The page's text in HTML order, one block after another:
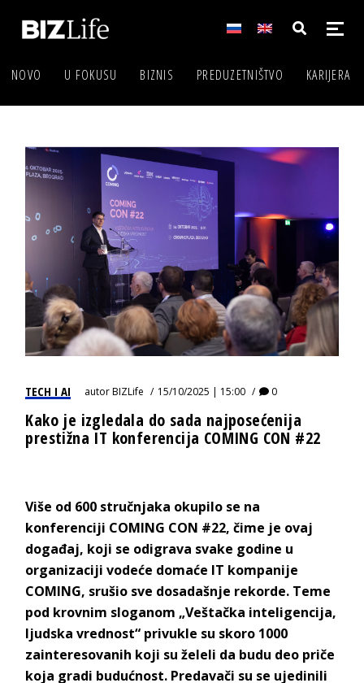
NOVO U FOKUSU BIZNIS PREDUZETNIŠTVO KARIJERA
TECH I AI autorBIZLife 15/10/2025 | 15:00 0
Kako je izgledala do sada najposećenija
prestižna IT konferencija COMING CON #22
Više od 600 stručnjaka okupilo se na
konferenciji COMING CON #22, čime je ovaj
događaj, koji se odigrava svake godine u
organizaciji vodeće domaće IT kompanije
COMING, srušio sve dosadašnje rekorde. Teme
pod krovnim sloganom „Veštačka inteligencija,
ljudska vrednost“ privukle su skoro 1000
zainteresovanih koji su želeli da budu deo priče
koja gradi budućnost. Predavači su se ujedinili